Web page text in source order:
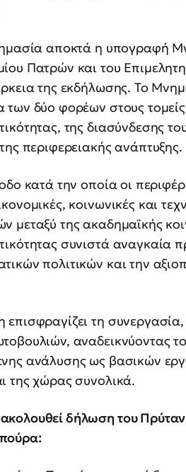
αποκτά η υπογραφή
Πατρών και του
της εκδήλωσης. Το
των δύο φορέων στους
της διασύνδεσης
περιφερειακής ανάπτυξης.
κατά την οποία οι
κοινωνικές και
μεταξύ της ακαδημαϊκής
συνιστά αναγκαία
πολιτικών και την
τη
αναδεικνύοντας
ανάλυσης ως βασικών
της χώρας συνολικά.
δήλωση του